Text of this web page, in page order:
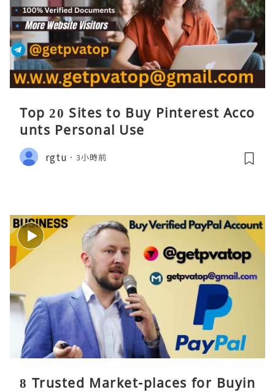
Top 20 Sites to Buy Pinterest Acco
unts Personal Use
rgtu 3小時前
8 Trusted Market-places for Buyin